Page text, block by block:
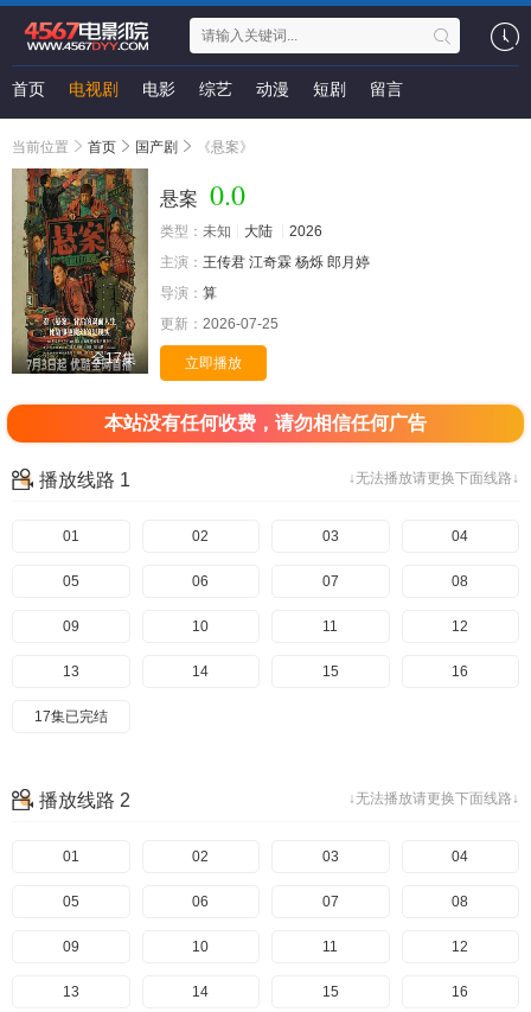
首页 电视剧 电影 综艺 动漫 短剧 留言
当前位置 首页 国产剧 《悬案》
全17集
悬案 0.0
类型： 未知 大陆
2026
主演： 王传君 江奇霖 杨烁 郎月婷
导演： 算
更新： 2026-07-25
立即播放
本站没有任何收费，请勿相信任何广告
↓无法播放请更换下面线路↓
播放线路 1
01 02 03 04
05 06 07 08
09 10 11 12
13 14 15 16
17集已完结
↓无法播放请更换下面线路↓
播放线路 2
01 02 03 04
05 06 07 08
09 10 11 12
13 14 15 16